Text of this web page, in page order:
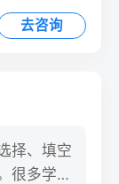
去咨询
择、填空
很多学生